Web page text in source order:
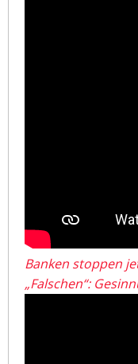
Banken stoppen
„Falschen“: